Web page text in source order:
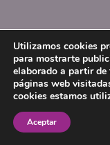
Utilizamos cookies
para mostrarte
elaborado a partir de
páginas web
cookies estamos
Aceptar